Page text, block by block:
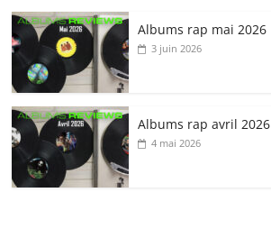
Albums rap mai 2026
3 juin 2026
Albums rap avril 2026
4 mai 2026